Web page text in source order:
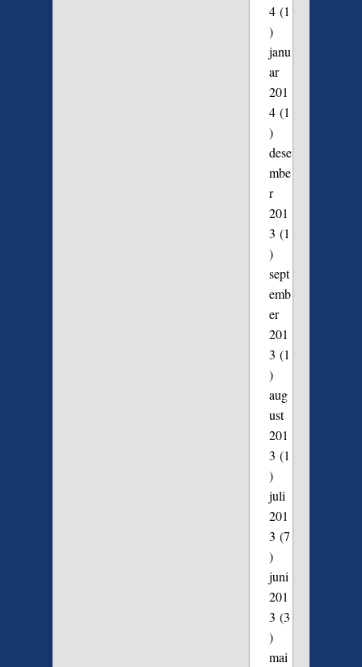
4(1
)
janu
ar
201
4(1
)
dese
mbe
r
201
3 (1
)
sept
emb
er
201
3 (1
)
aug
ust
201
3 (1
)
juli
201
3 (7
)
juni
201
3 (3
)
mai